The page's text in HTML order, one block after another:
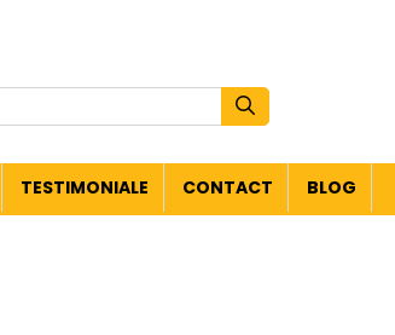
TESTIMONIALE CONTACT BLOG